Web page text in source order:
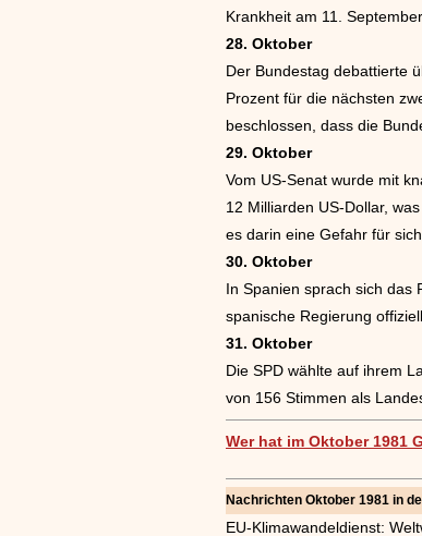
Krankheit am 11.
28. Oktober
Der Bundestag debattierte
Prozent für die nächsten
beschlossen, dass die
29. Oktober
Vom US-Senat wurde mit
12 Milliarden US-Dollar,
es darin eine Gefahr für
30. Oktober
In Spanien sprach sich das
spanische Regierung
31. Oktober
Die SPD wählte auf ihrem
von 156 Stimmen als
Wer hat im Oktober 1981
Nachrichten Oktober 1981 in
EU-Klimawandeldienst: